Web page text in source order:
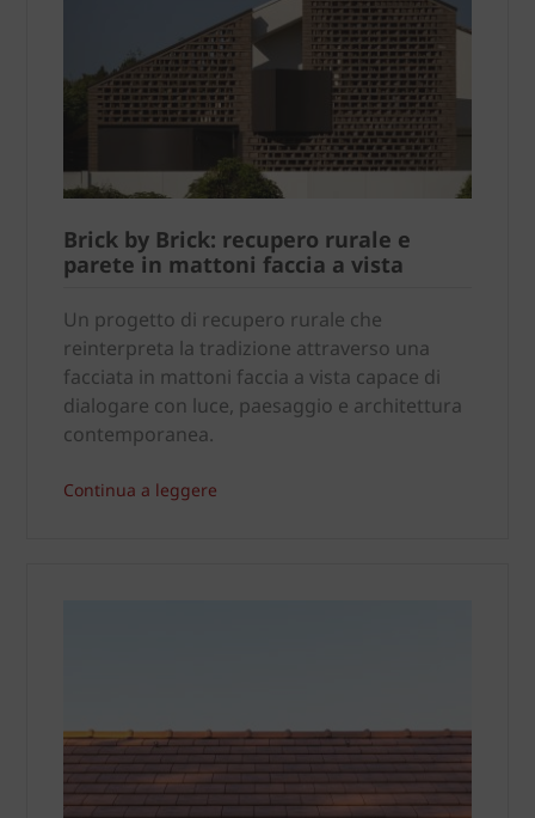
Brick by Brick: recupero rurale e
parete in mattoni faccia a vista
Un progetto di recupero rurale che
reinterpreta la tradizione attraverso una
facciata in mattoni faccia a vista capace di
dialogare con luce, paesaggio e architettura
contemporanea.
Continua a leggere